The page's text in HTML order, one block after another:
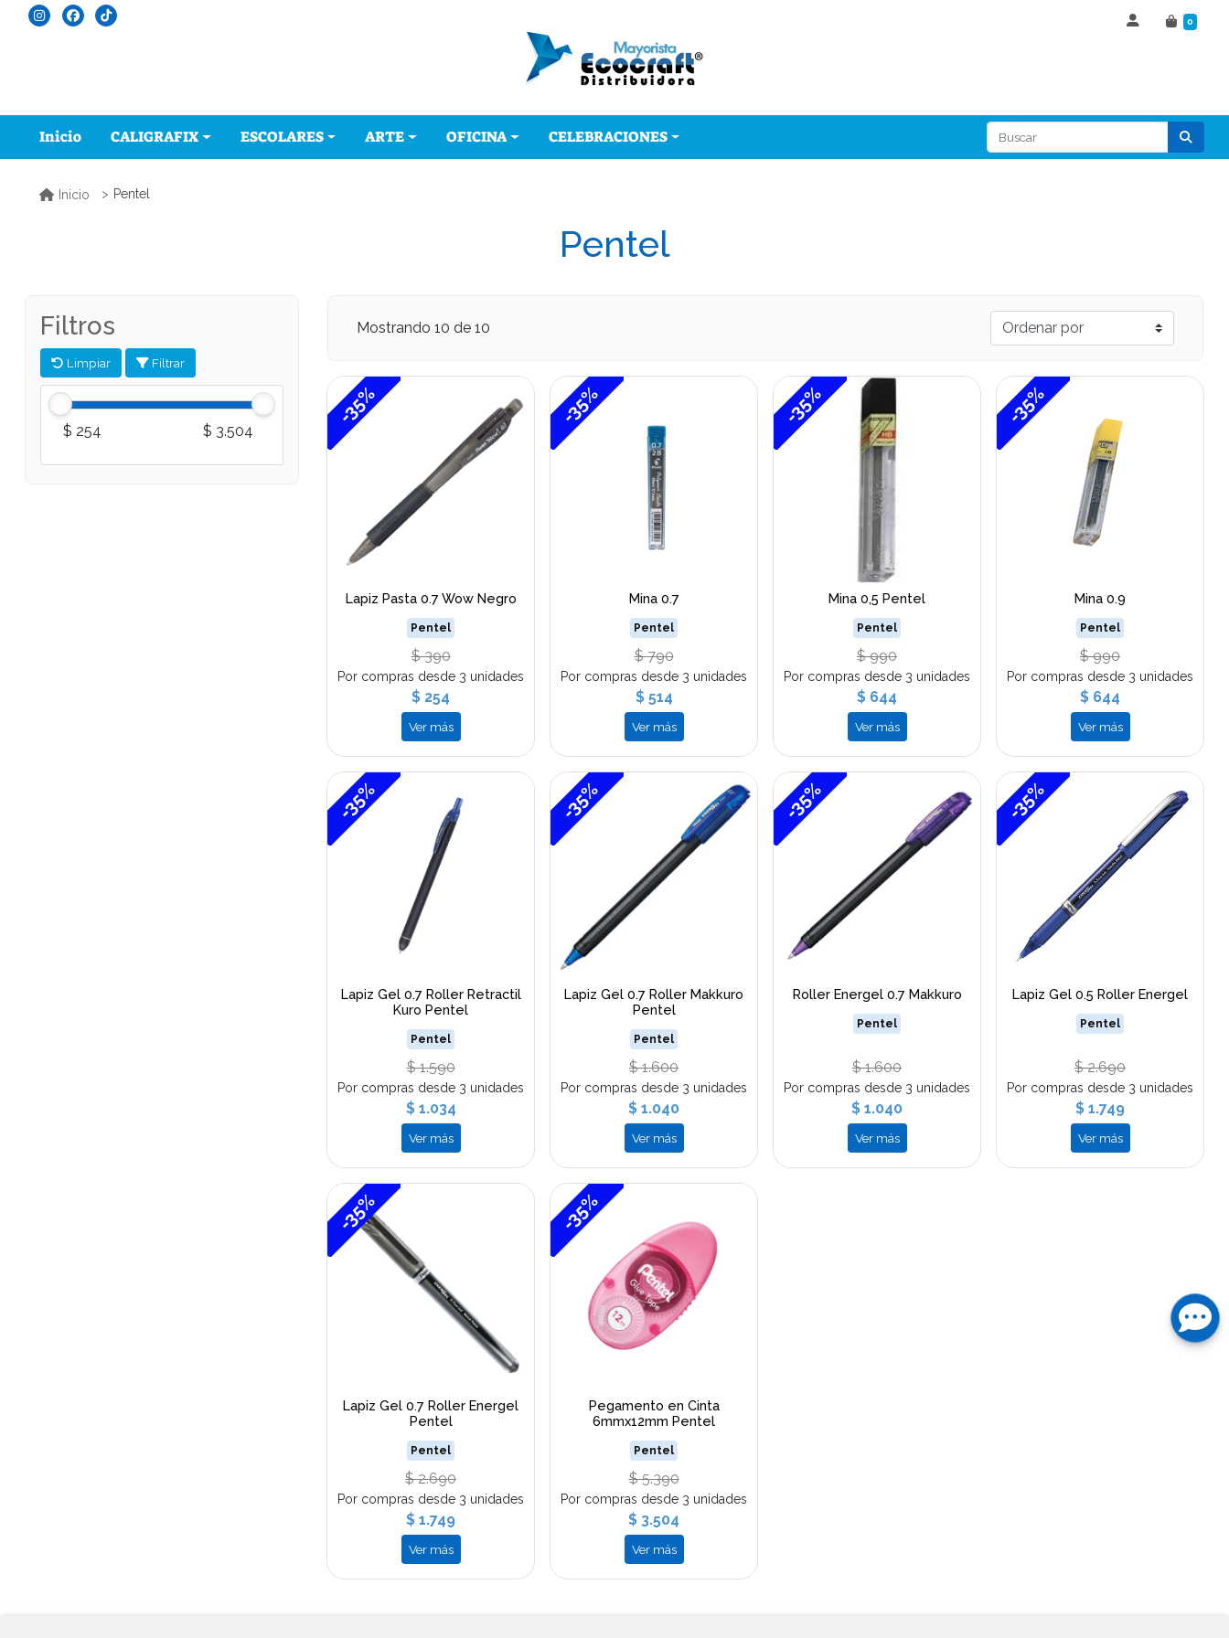
0
Inicio CALIGRAFIX ESCOLARES ARTE OFICINA CELEBRACIONES
Inicio Pentel
Pentel
Filtros
Limpiar Filtrar
$ 254 $ 3.504
Mostrando 10 de 10
-35%
Lapiz Pasta 0.7 Wow Negro
Pentel
$ 390
Por compras desde 3 unidades
$ 254
Ver más
-35%
Mina 0.7
Pentel
$ 790
Por compras desde 3 unidades
$ 514
Ver más
-35%
Mina 0,5 Pentel
Pentel
$ 990
Por compras desde 3 unidades
$ 644
Ver más
-35%
Mina 0.9
Pentel
$ 990
Por compras desde 3 unidades
$ 644
Ver más
-35%
Lapiz Gel 0.7 Roller Retractil
Kuro Pentel
Pentel
$ 1.590
Por compras desde 3 unidades
$ 1.034
Ver más
-35%
Lapiz Gel 0.7 Roller Makkuro
Pentel
Pentel
$ 1.600
Por compras desde 3 unidades
$ 1.040
Ver más
-35%
Roller Energel 0.7 Makkuro
Pentel
$ 1.600
Por compras desde 3 unidades
$ 1.040
Ver más
-35%
Lapiz Gel 0.5 Roller Energel
Pentel
$ 2.690
Por compras desde 3 unidades
$ 1.749
Ver más
-35%
Lapiz Gel 0.7 Roller Energel
Pentel
Pentel
$ 2.690
Por compras desde 3 unidades
$ 1.749
Ver más
-35%
Pegamento en Cinta
6mmx12mm Pentel
Pentel
$ 5.390
Por compras desde 3 unidades
$ 3.504
Ver más